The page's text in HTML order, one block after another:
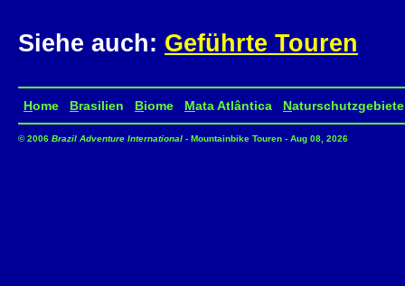
Siehe auch: Geführte Touren
Home Brasilien Biome Mata Atlântica Naturschutzgebiete
© 2006 Brazil Adventure International - Mountainbike Touren - Aug 08, 2026